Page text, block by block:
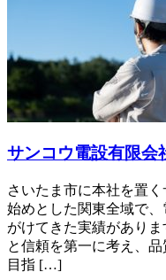
サンコウ電設有限会
さいたま市に本社を置
始めとした関東全域で
がけてきた実績があり
と信頼を第一に考え、
目指 […]